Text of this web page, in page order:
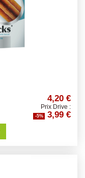
4,20 €
Prix Drive :
-5% 3,99 €